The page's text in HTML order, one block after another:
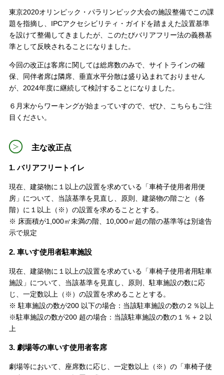
東京2020オリンピック・パラリンピック大会の施設整備でこの課
題を指摘し、IPCアクセシビリティ・ガイドを踏まえた設置基準
を設けて整備してきましたが、このたびバリアフリー法の義務基
準として反映されることになりました。
今回の改正は客席に関しては総席数のみで、サイトラインの確
保、同伴者席は隣席、垂直水平分散は盛り込まれておりません
が、2024年度に継続して検討することになりました。
６月末からワーキングが始まっていすので、ぜひ、こちらもご注
目ください。
主な改正点
1. バリアフリートイレ
現在、建築物に１以上の設置を求めている「車椅子使用者用便
房」について、当該基準を見直し、原則、建築物の階ごと（各
階）に１以上（※）の設置を求めることとする。
※ 床面積が1,000㎡未満の階、10,000㎡超の階の基準等は別途告
示で規定
2. 車いす使用者駐車施設
現在、建築物に１以上の設置を求めている「車椅子使用者用駐車
施設」について、当該基準を見直し、原則、駐車施設の数に応
じ、一定数以上（※）の設置を求めることとする。
※ 駐車施設の数が200 以下の場合：当該駐車施設の数の２％以上
※駐車施設の数が200 超の場合：当該駐車施設の数の１％＋２以
上
3. 劇場等の車いす使用者客席
劇場等において、座席数に応じ、一定数以上（※）の「車椅子使